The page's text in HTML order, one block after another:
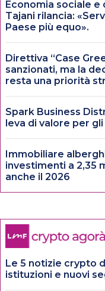
Economia sociale
Tajani rilancia:
Paese più equo».
Direttiva “Case
sanzionati, ma la
resta una priorità
Spark Business
leva di valore per
Immobiliare
investimenti a 2,35
anche il 2026
Le 5 notizie crypto
istituzioni e nuovi